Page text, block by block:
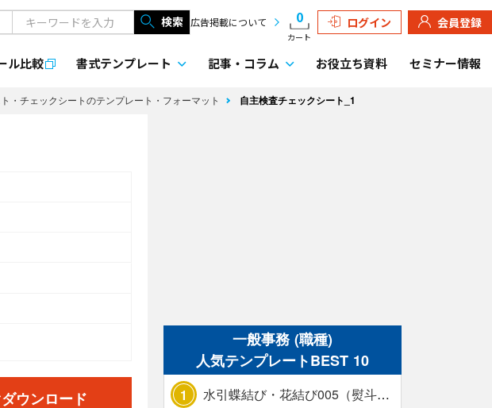
検索 広告掲載について 0
カート
ログイン 会員登録
ル比較 書式テンプレート 記事・ コラム お役立ち資料 セミナー情報
・チェックシートのテンプレート・フォーマット 自主検査チェックシート_1
ウンロード
一般事務 (職種)
人気テンプレートBEST 10
1 水引蝶結び・花結び005（熨斗あり）